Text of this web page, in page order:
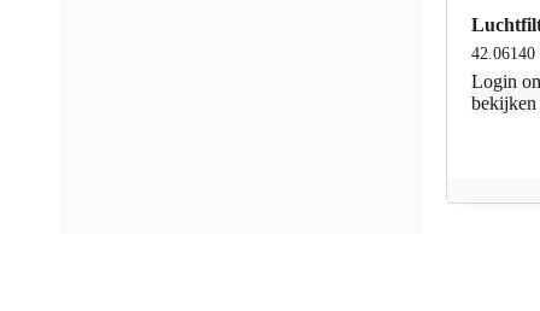
42.06140
Login
bekijken